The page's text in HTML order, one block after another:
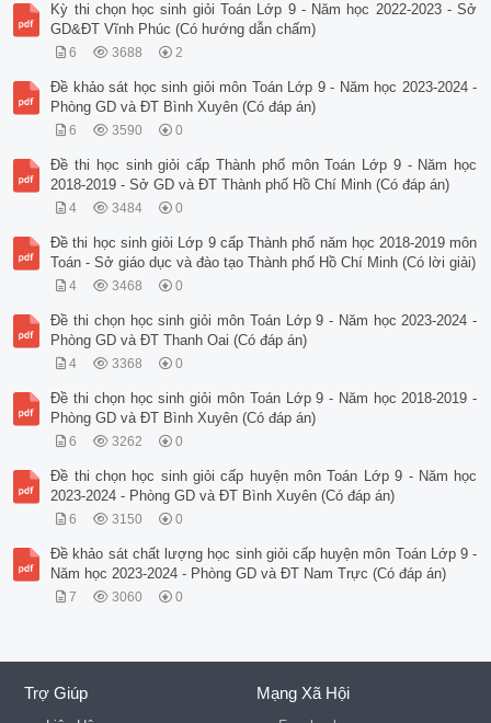
Kỳ thi chọn học sinh giỏi Toán Lớp 9 - Năm học 2022-2023 - Sở
GD&ĐT Vĩnh Phúc (Có hướng dẫn chấm)
6 3688 2
Đề khảo sát học sinh giỏi môn Toán Lớp 9 - Năm học 2023-2024 -
Phòng GD và ĐT Bình Xuyên (Có đáp án)
6 3590 0
Đề thi học sinh giỏi cấp Thành phố môn Toán Lớp 9 - Năm học
2018-2019 - Sở GD và ĐT Thành phố Hồ Chí Minh (Có đáp án)
4 3484 0
Đề thi học sinh giỏi Lớp 9 cấp Thành phố năm học 2018-2019 môn
Toán - Sở giáo dục và đào tạo Thành phố Hồ Chí Minh (Có lời giải)
4 3468 0
Đề thi chọn học sinh giỏi môn Toán Lớp 9 - Năm học 2023-2024 -
Phòng GD và ĐT Thanh Oai (Có đáp án)
4 3368 0
Đề thi chọn học sinh giỏi môn Toán Lớp 9 - Năm học 2018-2019 -
Phòng GD và ĐT Bình Xuyên (Có đáp án)
6 3262 0
Đề thi chọn học sinh giỏi cấp huyện môn Toán Lớp 9 - Năm học
2023-2024 - Phòng GD và ĐT Bình Xuyên (Có đáp án)
6 3150 0
Đề khảo sát chất lượng học sinh giỏi cấp huyện môn Toán Lớp 9 -
Năm học 2023-2024 - Phòng GD và ĐT Nam Trực (Có đáp án)
7 3060 0
Trợ Giúp Mạng Xã Hội